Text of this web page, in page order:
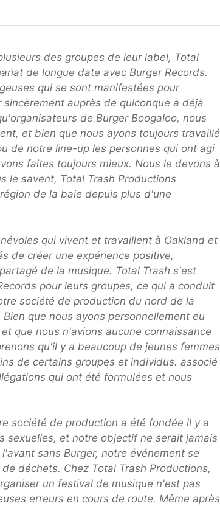
des groupes de leur label, Total
de longue date avec Burger Records.
qui se sont manifestées pour
auprès de quiconque a déjà
de Burger Boogaloo, nous
et bien que nous ayons toujours travaillé
de notre line-up les personnes qui ont agi
faites toujours mieux. Nous le devons à
le savent, Total Trash Productions
de la baie depuis plus d'une
qui vivent et travaillent à Oakland et
de créer une expérience positive,
de la musique. Total Trash s'est
pour leurs groupes, ce qui a conduit
société de production du nord de la
que nous ayons personnellement eu
que nous n'avions aucune connaissance
qu'il y a beaucoup de jeunes femmes
de certains groupes et individus. associé
qui ont été formulées et nous
société de production a été fondée il y a
sexuelles, et notre objectif ne serait jamais
sans Burger, notre événement se
déchets. Chez Total Trash Productions,
un festival de musique n'est pas
erreurs en cours de route. Même après